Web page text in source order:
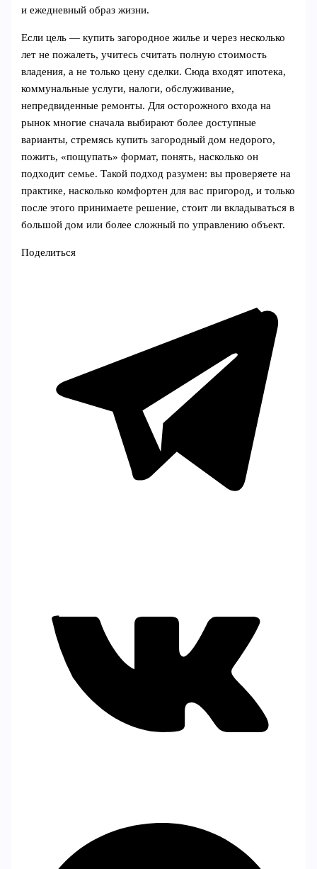
и ежедневный образ жизни.
Если цель — купить загородное жилье и через несколько
лет не пожалеть, учитесь считать полную стоимость
владения, а не только цену сделки. Сюда входят ипотека,
коммунальные услуги, налоги, обслуживание,
непредвиденные ремонты. Для осторожного входа на
рынок многие сначала выбирают более доступные
варианты, стремясь купить загородный дом недорого,
пожить, «пощупать» формат, понять, насколько он
подходит семье. Такой подход разумен: вы проверяете на
практике, насколько комфортен для вас пригород, и только
после этого принимаете решение, стоит ли вкладываться в
большой дом или более сложный по управлению объект.
Поделиться